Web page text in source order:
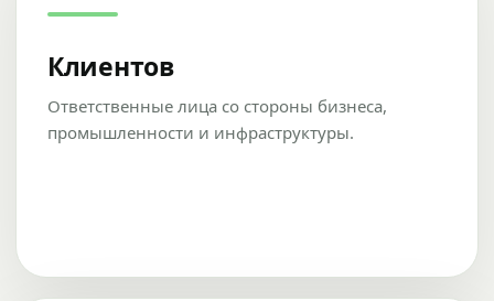
Клиентов
Ответственные лица со стороны бизнеса,
промышленности и инфраструктуры.